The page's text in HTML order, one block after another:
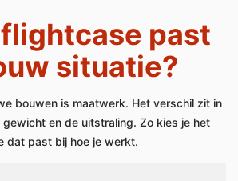
past
situatie?
bouwen is maatwerk. Het verschil zit in
gewicht en de uitstraling. Zo kies je het
dat past bij hoe je werkt.